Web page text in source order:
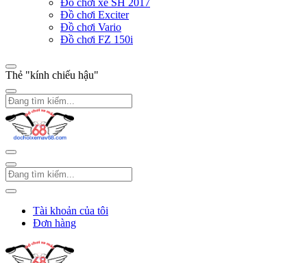
Đồ chơi xe SH 2017
Đồ chơi Exciter
Đồ chơi Vario
Đồ chơi FZ 150i
Thẻ "kính chiếu hậu"
Tài khoản của tôi
Đơn hàng